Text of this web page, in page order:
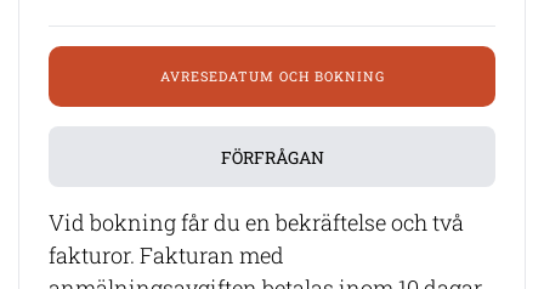
AVRESEDATUM OCH BOKNING
FÖRFRÅGAN
Vid bokning får du en bekräftelse och två
fakturor. Fakturan med